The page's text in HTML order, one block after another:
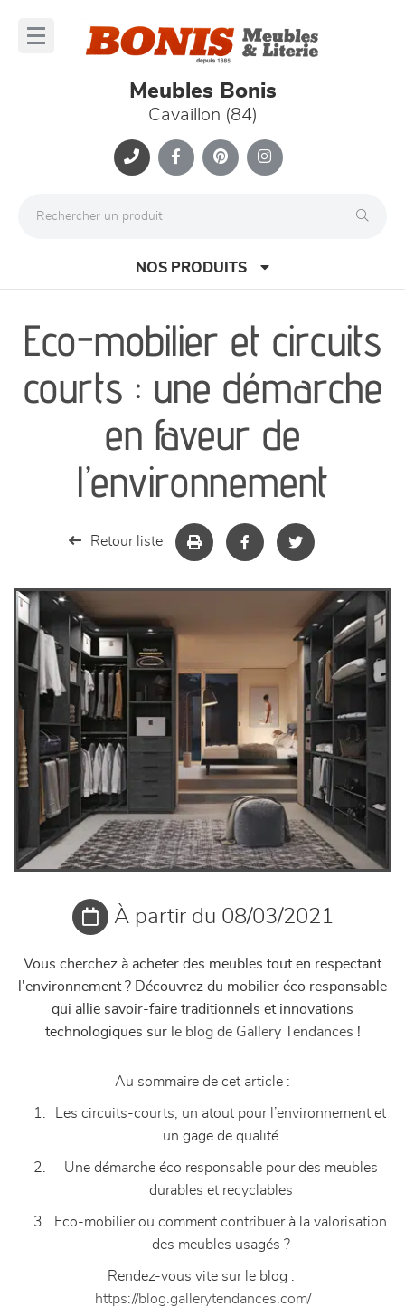
Meubles Bonis
Cavaillon (84)
NOS PRODUITS
canapés et fauteuils
séjours
décoration
Eco-mobilier et circuits
courts : une démarche
en faveur de
l’environnement
Retour liste
À partir du 08/03/2021
Vous cherchez à acheter des meubles tout en respectant
l'environnement ? Découvrez du mobilier éco responsable
qui allie savoir-faire traditionnels et innovations
technologiques sur le blog de Gallery Tendances !
Au sommaire de cet article :
Les circuits-courts, un atout pour l’environnement et
un gage de qualité
Une démarche éco responsable pour des meubles
durables et recyclables
Eco-mobilier ou comment contribuer à la valorisation
des meubles usagés ?
Rendez-vous vite sur le blog :
https://blog.gallerytendances.com/